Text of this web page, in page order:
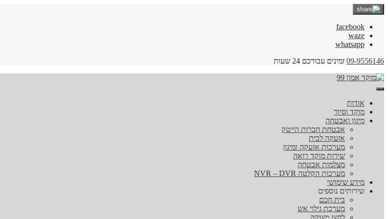
facebook
waze
whatsapp
09-9556146 זמינים עבורכם 24 שעות
אודות
מוקד וסיור
מיגון ואבטחה
אבטחת חברות הייטק
אזעקה לבית
מערכות אזעקה ומיגון
שירות מוקד רואה
מצלמות אבטחה
מערכות הקלטה NVR – DVR
מידע שימושי
שירותים נוספים
בית חכם
מערכת גילוי אש
לחצן מצוקה